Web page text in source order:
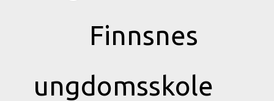
Finnsnes
ungdomsskole